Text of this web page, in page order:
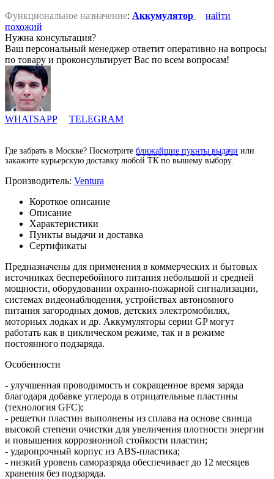
Функциональное назначение: Аккумулятор
найти
похожий
Нужна консультация?
Ваш персональный менеджер ответит оперативно на вопросы
по товару и проконсультирует Вас по всем вопросам!
WHATSAPP TELEGRAM
Где забрать в Москве? Посмотрите ближайшие пукнты выдачи или
закажите курьерскую доставку любой ТК по вышему выбору.
Производитель: Ventura
Короткое описание
Описание
Характеристики
Пункты выдачи и доставка
Сертификаты
Предназначены для применения в коммерческих и бытовых
источниках бесперебойного питания небольшой и средней
мощности, оборудовании охранно-пожарной сигнализации,
системах видеонаблюдения, устройствах автономного
питания загородных домов, детских электромобилях,
моторных лодках и др. Аккумуляторы серии GP могут
работать как в циклическом режиме, так и в режиме
постоянного подзаряда.
Особенности
- улучшенная проводимость и сокращенное время заряда
благодаря добавке углерода в отрицательные пластины
(технология GFC);
- решетки пластин выполнены из сплава на основе свинца
высокой степени очистки для увеличения плотности энергии
и повышения коррозионной стойкости пластин;
- ударопрочный корпус из ABS-пластика;
- низкий уровень саморазряда обеспечивает до 12 месяцев
хранения без подзаряда.